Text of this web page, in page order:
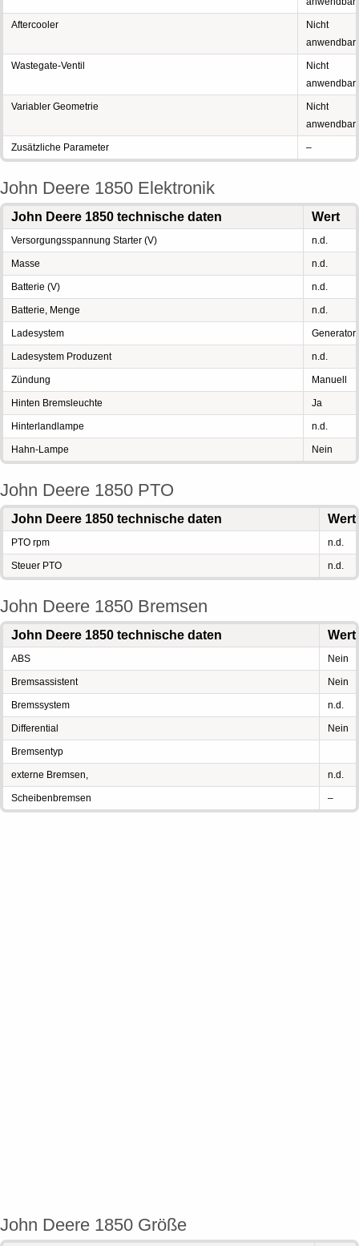
Aftercooler
Nicht
anwendbar
Wastegate-Ventil
Nicht
anwendbar
Variabler Geometrie
Nicht
anwendbar
Zusätzliche Parameter –
John Deere 1850 Elektronik
John Deere 1850 technische daten Wert
Versorgungsspannung Starter (V) n.d.
Masse n.d.
Batterie (V) n.d.
Batterie, Menge n.d.
Ladesystem Generator
Ladesystem Produzent n.d.
Zündung Manuell
Hinten Bremsleuchte Ja
Hinterlandlampe n.d.
Hahn-Lampe Nein
John Deere 1850 PTO
John Deere 1850 technische daten Wert
PTO rpm n.d.
Steuer PTO n.d.
John Deere 1850 Bremsen
John Deere 1850 technische daten Wert
ABS Nein
Bremsassistent Nein
Bremssystem n.d.
Differential Nein
Bremsentyp
externe Bremsen, n.d.
Scheibenbremsen –
John Deere 1850 Größe